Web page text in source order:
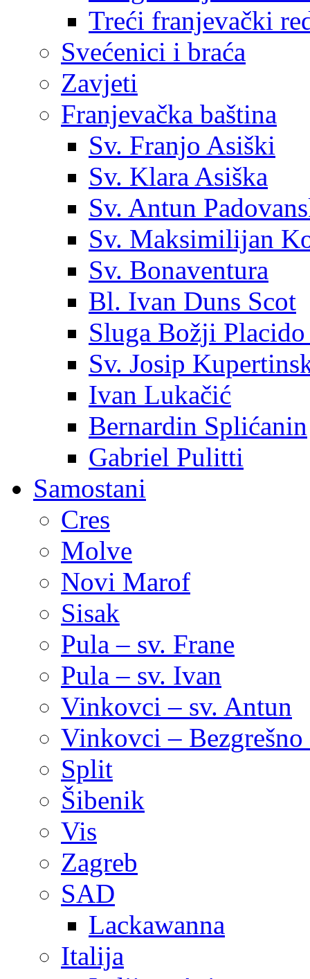
Treći franjevački
Svećenici i braća
Zavjeti
Franjevačka baština
Sv. Franjo Asiški
Sv. Klara Asiška
Sv. Antun
Sv. Maksimilijan
Sv. Bonaventura
Bl. Ivan Duns Scot
Sluga Božji Placido
Sv. Josip
Ivan Lukačić
Bernardin Splićanin
Gabriel Pulitti
Samostani
Cres
Molve
Novi Marof
Sisak
Pula – sv. Frane
Pula – sv. Ivan
Vinkovci – sv. Antun
Vinkovci –
Split
Šibenik
Vis
Zagreb
SAD
Lackawanna
Italija